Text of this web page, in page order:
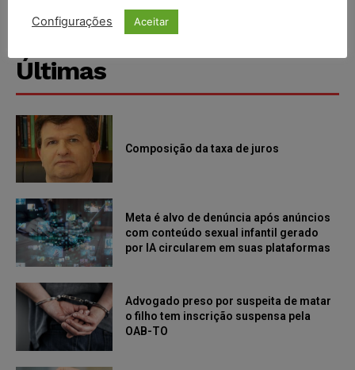
Últimas
Composição da taxa de juros
Meta é alvo de denúncia após anúncios
com conteúdo sexual infantil gerado
por IA circularem em suas plataformas
Advogado preso por suspeita de matar
o filho tem inscrição suspensa pela
OAB-TO
Configurações Aceitar